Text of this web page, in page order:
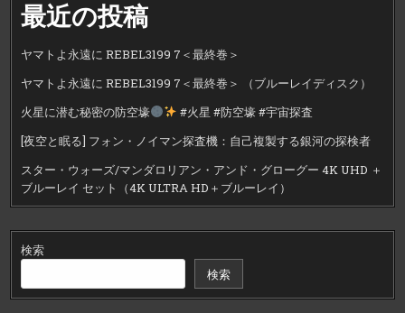
最近の投稿
ヤマトよ永遠に REBEL3199 7＜最終巻＞
ヤマトよ永遠に REBEL3199 7＜最終巻＞ （ブルーレイディスク）
火星に潜む秘密の防空壕
#火星 #防空壕 #宇宙探査
[夜空と眠る] フォン・ノイマン探査機：自己複製する銀河の探検者
スター・ウォーズ/マンダロリアン・アンド・グローグー 4K UHD ＋
ブルーレイ セット（4K ULTRA HD＋ブルーレイ）
検索
検索